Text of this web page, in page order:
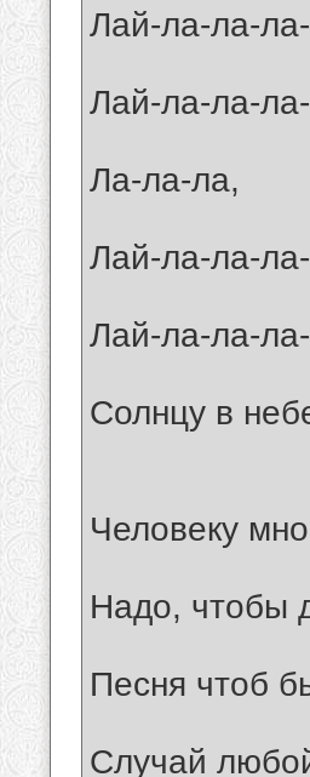
Лай-ла-ла-
Лай-ла-ла-
Ла-ла-ла,
Лай-ла-ла-
Лай-ла-ла-
Солнцу в
Человеку
Надо, чтобы
Песня чтоб
Случай